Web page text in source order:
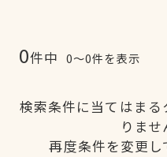
0件中 0〜0件を表示
検索条件に当てはま
りませ
再度条件を変更し